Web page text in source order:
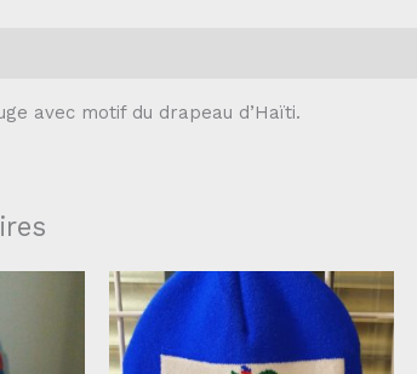
avec motif du drapeau d’Haïti.